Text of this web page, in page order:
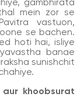
gambhirata
mein zor se
vastuon,
se bachen.
hoti hai, isliye
banae
sunishchit
khoobsurat